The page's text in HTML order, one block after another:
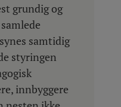
grundig og
samtidig
styringen
innbyggere